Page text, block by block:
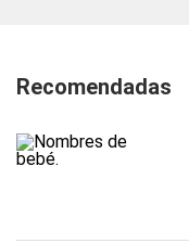
Recomendadas